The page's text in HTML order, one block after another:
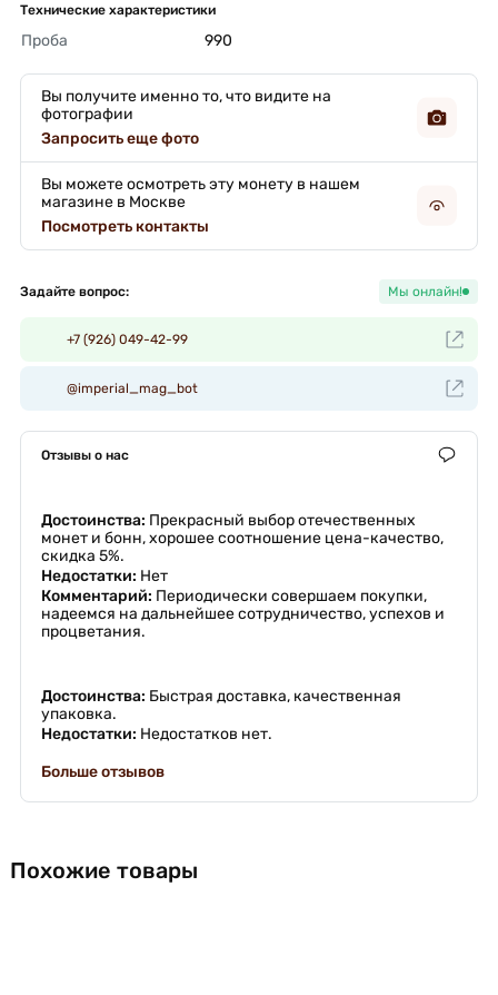
Технические характеристики
Проба 990
Вы получите именно то, что видите на
фотографии
Запросить еще фото
Вы можете осмотреть эту монету в нашем
магазине в Москве
Посмотреть контакты
Задайте вопрос: Мы онлайн!
+7 (926) 049-42-99
@imperial_mag_bot
Отзывы о нас
Достоинства: Прекрасный выбор отечественных
монет и бонн, хорошее соотношение цена-качество,
скидка 5%.
Недостатки: Нет
Комментарий: Периодически совершаем покупки,
надеемся на дальнейшее сотрудничество, успехов и
процветания.
Достоинства: Быстрая доставка, качественная
упаковка.
Недостатки: Недостатков нет.
Больше отзывов
Похожие товары